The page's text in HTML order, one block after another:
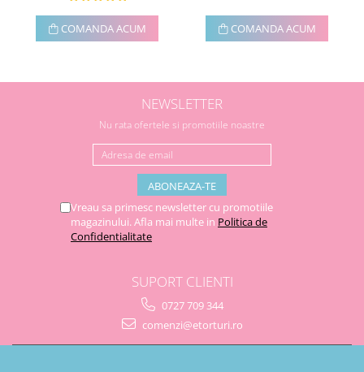
COMANDA ACUM COMANDA ACUM
NEWSLETTER
Nu rata ofertele si promotiile noastre
Vreau sa primesc newsletter cu promotiile
magazinului. Afla mai multe in Politica de
Confidentialitate
SUPORT CLIENTI
0727 709 344
comenzi@etorturi.ro